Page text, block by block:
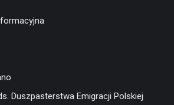
Duszpasterstwa Emigracji Polskiej